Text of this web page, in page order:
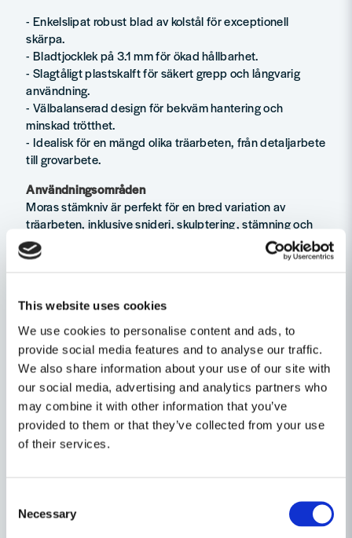
This website uses cookies
We use cookies to personalise content and ads, to
provide social media features and to analyse our traffic.
We also share information about your use of our site with
our social media, advertising and analytics partners who
may combine it with other information that you’ve
provided to them or that they’ve collected from your use
of their services.
Selection
Necessary
- Enkelslipat robust blad av kolstål för exceptionell
skärpa.
- Bladtjocklek på 3.1 mm för ökad hållbarhet.
- Slagtåligt plastskalft för säkert grepp och långvarig
användning.
- Välbalanserad design för bekväm hantering och
minskad trötthet.
- Idealisk för en mängd olika träarbeten, från detaljarbete
till grovarbete.
Användningsområden
Moras stämkniv är perfekt för en bred variation av
träarbeten, inklusive snideri, skulptering, stämning och
generella snickeriarbeten. Den är lämplig för både
professionella hantverkare som behöver ett pålitligt
Tekniska data
Bladlängd 75mm
Bladmaterial Kolstål
Totallängd 193mm
Skaftmaterial Plast
Egenskaper